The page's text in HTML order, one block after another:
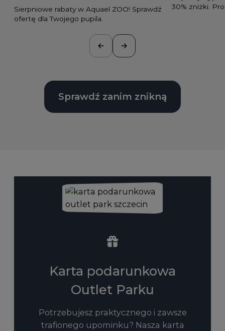
Sierpniowe rabaty w Aquael ZOO! Sprawdź
ofertę dla Twojego pupila.
30% zniżki.
Sprawdź zanim znikną
Karta podarunkowa
Outlet Parku
Potrzebujesz praktycznego i zawsze
trafionego upominku? Nasza karta